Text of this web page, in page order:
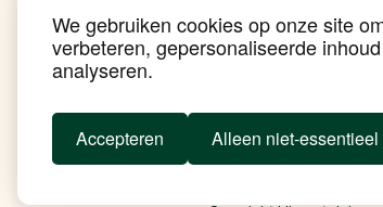
We gebruiken cookies op onze site
verbeteren, gepersonaliseerde
analyseren.
Accepteren Alleen niet-essentieel
Energie besparen
Social Media